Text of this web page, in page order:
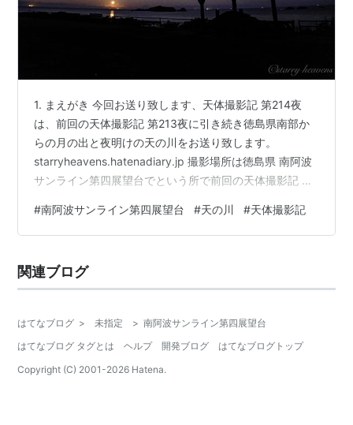
1. まえがき 今回お送り致します、天体撮影記 第214夜
は、前回の天体撮影記 第213夜に引き続き徳島県南部か
らの月の出と夜明けの天の川をお送り致します。
starryheavens.hatenadiary.jp 撮影場所は徳島県 南阿波
サンライン第四展望台でという所で前回の天体撮影記 第
になります。 starryheavens.hatenadiary.jp 徳島県 南阿
波サンライン第四展望台は東から南方面まで開けてお
また、駐車場が広いのに加えてトイレもありますし、空
も北側を除けば開けてい…
#南阿波サンライン第四展望台 #天の川 #天体撮影記
関連ブログ
はてなブログ > 未指定 > 南阿波サンライン第四展望台
はてなブログ タグとは
ヘルプ 開発ブログ
はてなブログトップ
Copyright (C) 2001-2026 Hatena.